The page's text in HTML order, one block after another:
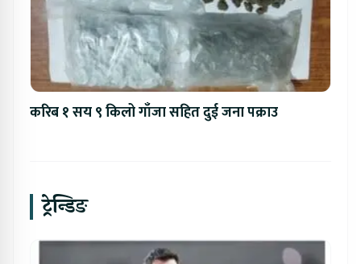
करिब १ सय ९ किलो गाँजा सहित दुई जना पक्राउ
ट्रेन्डिङ